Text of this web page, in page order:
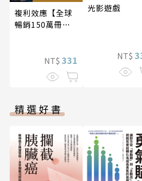
複利效應【全球
暢銷150萬冊・
NT$ 331
光影遊戲
NT$
精選好書